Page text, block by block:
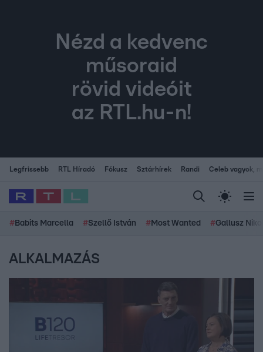
Nézd a kedvenc
műsoraid
rövid videóit
az RTL.hu-n!
Legfrissebb RTL Híradó Fókusz Sztárhírek Randi Celeb vagyok,
# Babits Marcella #Szellő István # Most Wanted #Gallusz
ALKALMAZÁS